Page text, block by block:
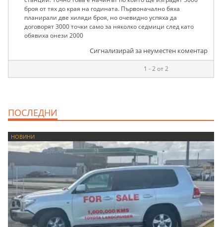
броя от тях до края на годината. Първоначално бяха
планирали две хиляди броя, но очевидно успяха да
договорят 3000 точки само за няколко седмици след като
обявиха онези 2000
Сигнализирай за неуместен коментар
1 - 2 от 2
ПОСЛЕДНИ
НОВИНИ